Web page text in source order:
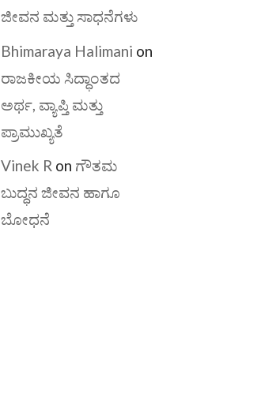
ಜೀವನ ಮತ್ತು ಸಾಧನೆಗಳು
Bhimaraya Halimani on
ರಾಜಕೀಯ ಸಿದ್ಧಾಂತದ
ಅರ್ಥ, ವ್ಯಾಪ್ತಿ ಮತ್ತು
ಪ್ರಾಮುಖ್ಯತೆ
Vinek R on ಗೌತಮ
ಬುದ್ಧನ ಜೀವನ ಹಾಗೂ
ಬೋಧನೆ